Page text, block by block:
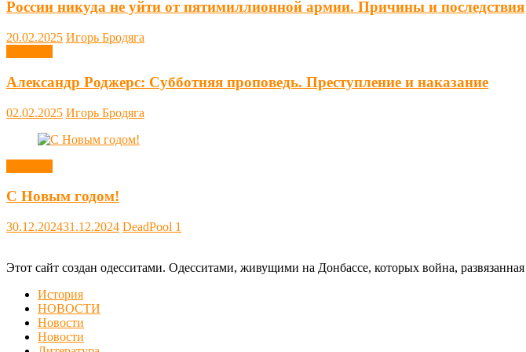
России никуда не уйти от пятимиллионной армии. Причины и последствия
20.02.2025 Игорь Бродяга
Александр Роджерс: Субботняя проповедь. Преступление и наказание
02.02.2025 Игорь Бродяга
С Новым годом!
30.12.202431.12.2024 DeadPool 1
Этот сайт создан одесситами. Одесситами, живущими на Донбассе, которых война,
История
НОВОСТИ
Новости
Новости